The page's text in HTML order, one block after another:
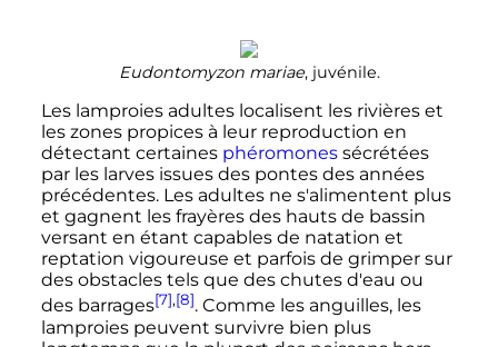
Eudontomyzon mariae, juvénile.
Les lamproies adultes localisent les rivières et
les zones propices à leur reproduction en
détectant certaines phéromonessécrétées
par les larves issues des pontes des années
précédentes. Les adultes ne s'alimentent plus
et gagnent les frayères des hauts de bassin
versant en étant capables de natation et
reptation vigoureuse et parfois de grimper sur
des obstacles tels que des chutes d'eau ou
des barrages[7],[8]. Comme les anguilles, les
lamproies peuvent survivre bien plus